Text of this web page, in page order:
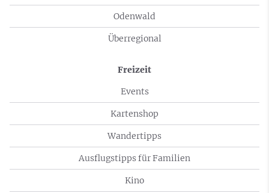
Odenwald
Überregional
Freizeit
Events
Kartenshop
Wandertipps
Ausflugstipps für Familien
Kino